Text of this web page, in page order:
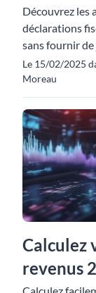
Découvrez les
déclarations
sans fournir
Le 15/02/2025
Moreau
Calculez
revenus